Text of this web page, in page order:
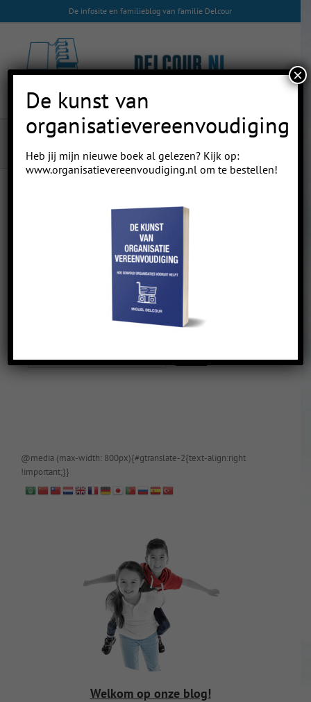
to
De infosite en familieblog van familie Delcour
Familiefoto
De blog is (tijdelijk) afgeschermd, als je toegang wilt, app of mail
@media (max-width: 800px){#gtranslate-2{text-align:right
!important;}}
Welkom op onze blog!
De kunst van
organisatievereenvoudiging
Heb jij mijn nieuwe boek al gelezen? Kijk op:
www.organisatievereenvoudiging.nl om te bestellen!
×